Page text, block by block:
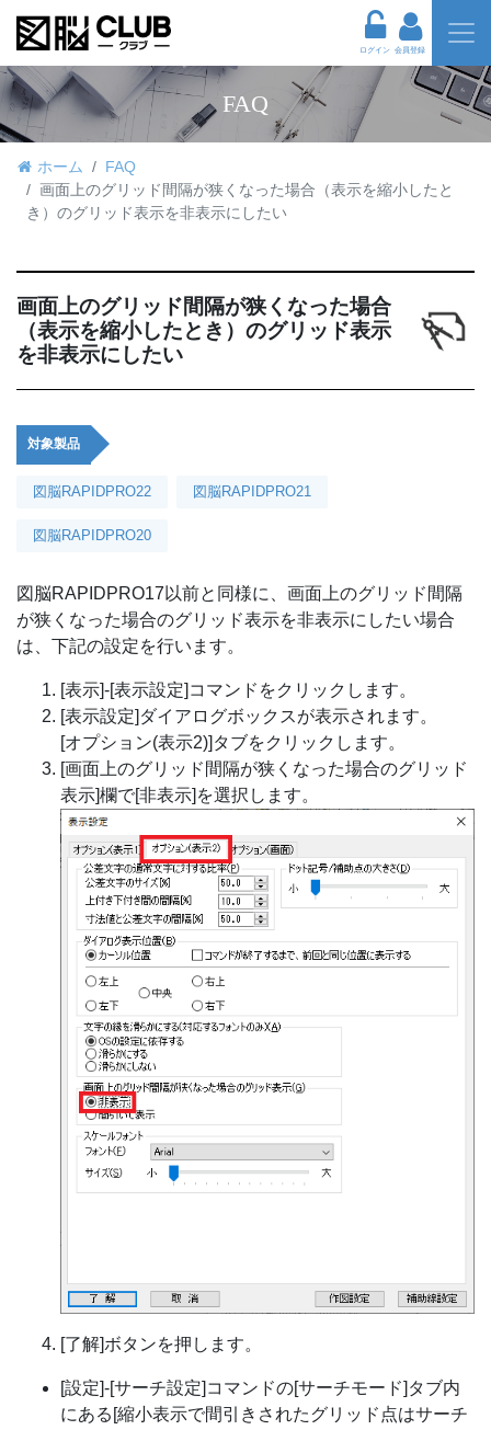
ログイン 会員登録
FAQ
ホーム
FAQ
画面上のグリッド間隔が狭くなった場合（表示を縮小したと
き）のグリッド表示を非表示にしたい
画面上のグリッド間隔が狭くなった場合
（表示を縮小したとき）のグリッド表示
を非表示にしたい
対象製品
図脳RAPIDPRO22 図脳RAPIDPRO21
図脳RAPIDPRO20
図脳RAPIDPRO17以前と同様に、画面上のグリッド間隔
が狭くなった場合のグリッド表示を非表示にしたい場合
は、下記の設定を行います。
[表示]-[表示設定]コマンドをクリックします。
[表示設定]ダイアログボックスが表示されます。
[オプション(表示2)]タブをクリックします。
[画面上のグリッド間隔が狭くなった場合のグリッド
表示]欄で[非表示]を選択します。
[了解]ボタンを押します。
[設定]-[サーチ設定]コマンドの[サーチモード]タブ内
にある[縮小表示で間引きされたグリッド点はサーチ